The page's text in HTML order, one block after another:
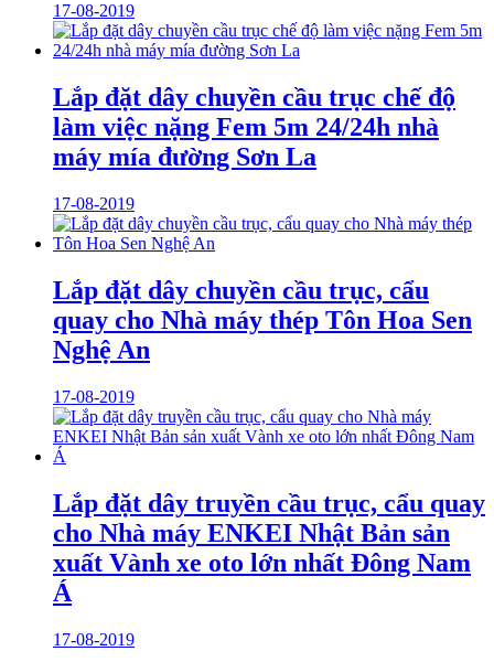
17-08-2019
Lắp đặt dây chuyền cầu trục chế độ
làm việc nặng Fem 5m 24/24h nhà
máy mía đường Sơn La
17-08-2019
Lắp đặt dây chuyền cầu trục, cẩu
quay cho Nhà máy thép Tôn Hoa Sen
Nghệ An
17-08-2019
Lắp đặt dây truyền cầu trục, cẩu quay
cho Nhà máy ENKEI Nhật Bản sản
xuất Vành xe oto lớn nhất Đông Nam
Á
17-08-2019